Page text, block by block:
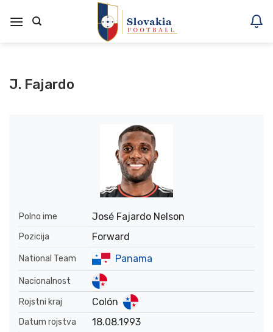
na
J. Fajardo
Polno ime José Fajardo Nelson
Pozicija Forward
National Team Panama
Nacionalnost
Rojstni kraj
Colón
Datum rojstva 18.08.1993